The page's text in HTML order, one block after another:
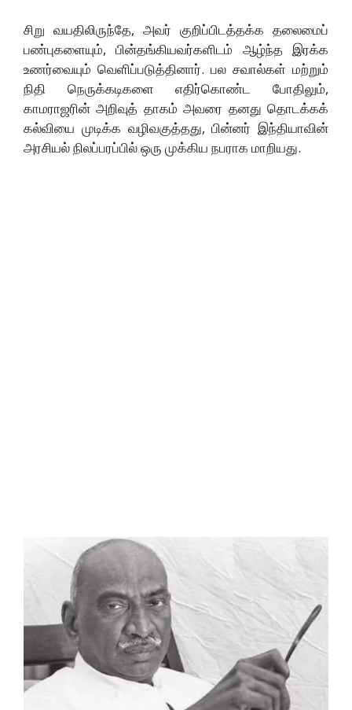
சிறு வயதிலிருந்தே, அவர் குறிப்பிடத்தக்க தலைமைப்
பண்புகளையும், பின்தங்கியவர்களிடம் ஆழ்ந்த இரக்க
உணர்வையும் வெளிப்படுத்தினார். பல சவால்கள் மற்றும்
நிதி நெருக்கடிகளை எதிர்கொண்ட போதிலும்,
காமராஜரின் அறிவுத் தாகம் அவரை தனது தொடக்கக்
கல்வியை முடிக்க வழிவகுத்தது, பின்னர் இந்தியாவின்
அரசியல் நிலப்பரப்பில் ஒரு முக்கிய நபராக மாறியது.